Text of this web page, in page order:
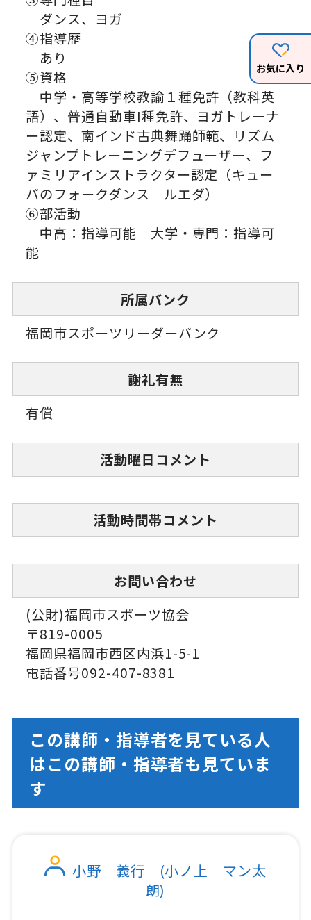
お気に入り
ダンス、ヨガ
④指導歴
あり
⑤資格
中学・高等学校教諭１種免許（教科英
語）、普通自動車I種免許、ヨガトレーナ
ー認定、南インド古典舞踊師範、リズム
ジャンプトレーニングデフューザー、フ
ァミリアインストラクター認定（キュー
バのフォークダンス ルエダ）
⑥部活動
中高：指導可能 大学・専門：指導可
能
所属バンク
福岡市スポーツリーダーバンク
謝礼有無
有償
活動曜日コメント
活動時間帯コメント
お問い合わせ
(公財)福岡市スポーツ協会
〒819-0005
福岡県福岡市西区内浜1-5-1
電話番号092-407-8381
この講師・指導者を見ている人
はこの講師・指導者も見ていま
す
小野 義行 (小ノ上 マン太
朗)